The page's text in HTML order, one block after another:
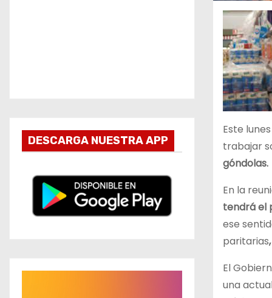
DESCARGA NUESTRA APP
Este
trabajar
góndolas.
En la
tendrá el
ese
paritarias
El
una